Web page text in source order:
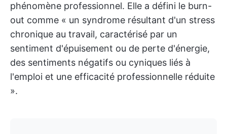
phénomène professionnel. Elle a défini le burn-
out comme « un syndrome résultant d'un stress
chronique au travail, caractérisé par un
sentiment d'épuisement ou de perte d'énergie,
des sentiments négatifs ou cyniques liés à
l'emploi et une efficacité professionnelle réduite
».